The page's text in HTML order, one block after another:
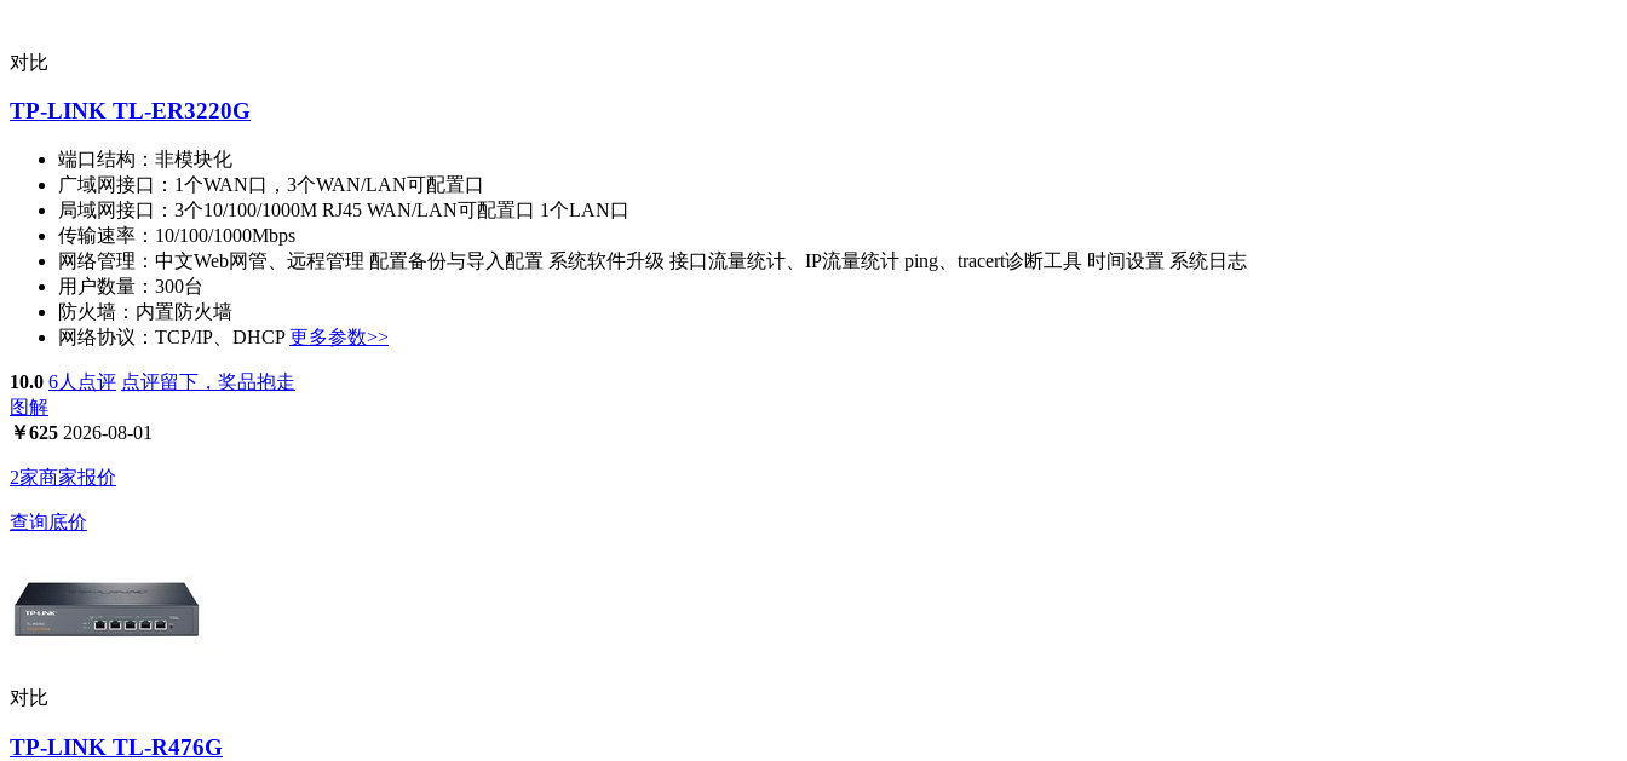
对比
TP-LINK TL-ER3220G
端口结构： 非模块化
广域网接口： 1个WAN口，3个WAN/LAN可配置口
局域网接口： 3个10/100/1000M RJ45 WAN/LAN可配置口 1个LAN口
传输速率： 10/100/1000Mbps
网络管理： 中文Web网管、远程管理 配置备份与导入配置 系统软件升级 接口流量统计、IP流量统计 ping、tracert诊断工具 时间设置 系统日志
用户数量： 300台
防火墙： 内置防火墙
网络协议： TCP/IP、DHCP更多参数>>
10.0 6人点评 点评留下，奖品抱走
图解
￥625 2026-08-01
2家商家报价
查询底价
对比
TP-LINK TL-R476G